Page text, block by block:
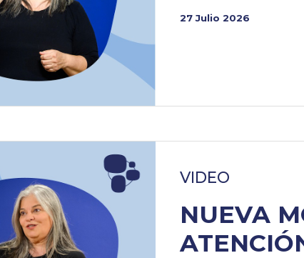
27 Julio 2026
VIDEO
NUEVA